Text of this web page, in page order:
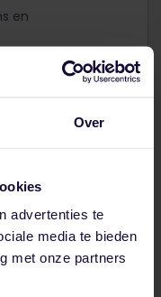
Over
advertenties te
media te bieden
met onze partners
en
aan boord
van
Room):
indien er